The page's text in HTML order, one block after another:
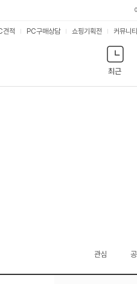
최근
견적 PC구매상담 쇼핑기획전 커뮤니티
관심